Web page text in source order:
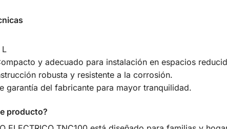
L
y adecuado para instalación en espacios
robusta y resistente a la corrosión.
garantía del fabricante para mayor tranquilidad.
producto?